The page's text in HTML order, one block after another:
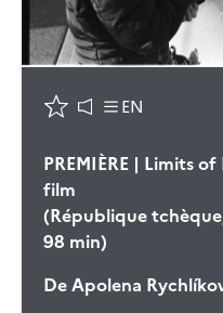
EN
PREMIÈRE | Limits
film
(République
98 min)
DeApolena